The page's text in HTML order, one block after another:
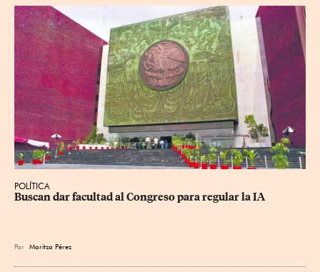
POLÍTICA
Buscan dar facultad al Congreso para regular la IA
Por Maritza Pérez